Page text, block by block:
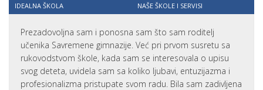
IDEALNA ŠKOLA
NAŠE ŠKOLE I SERVISI
Prezadovoljna sam i ponosna sam što sam roditelj
učenika Savremene gimnazije. Već pri prvom susretu sa
rukovodstvom škole, kada sam se interesovala o upisu
svog deteta, uvidela sam sa koliko ljubavi, entuzijazma i
profesionalizma pristupate svom radu. Bila sam zadivljena